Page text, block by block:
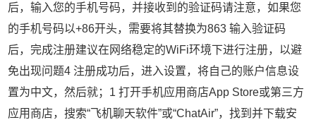
后，输入您的手机号码，并接收到的验证码请注意，如果您
的手机号码以+86开头，需要将其替换为863 输入验证码
后，完成注册建议在网络稳定的WiFi环境下进行注册，以避
免出现问题4 注册成功后，进入设置，将自己的账户信息设
置为中文，然后就；1 打开手机应用商店App Store或第三方
应用商店，搜索“飞机聊天软件”或“ChatAir”，找到并下载安